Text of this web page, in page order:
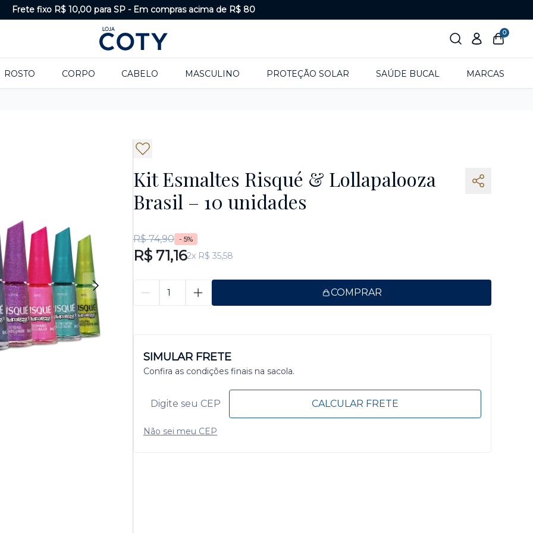
Frete fixo R$ 10,00 para SP - Em compras acima de R$ 80
0
ROSTO CORPO CABELO MASCULINO PROTEÇÃO SOLAR SAÚDE BUCAL MARCAS
Kit Esmaltes Risqué & Lollapalooza
Brasil – 10 unidades
R$ 74,90 - 5%
R$ 71,162x R$ 35,58
COMPRAR
SIMULAR FRETE
Confira as condições finais na sacola.
CALCULAR FRETE
Não sei meu CEP